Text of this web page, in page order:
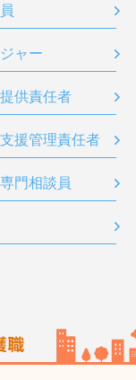
ャー
供責任者
援管理責任者
門相談員